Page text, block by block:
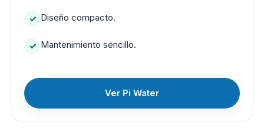
Diseño compacto.
Mantenimiento sencillo.
Ver Pi Water